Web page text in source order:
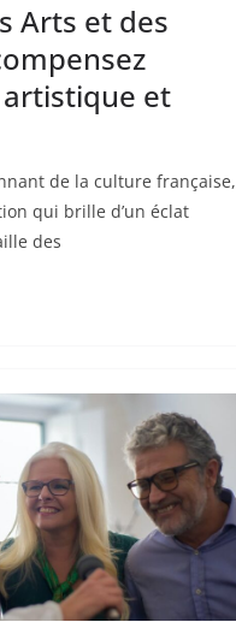
Arts et des
artistique et
de la culture française,
qui brille d’un éclat
des